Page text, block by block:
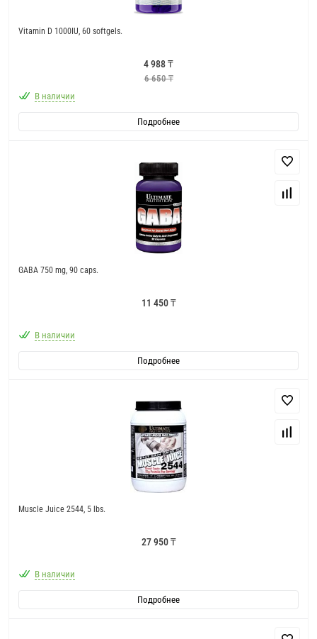
Vitamin D 1000IU, 60 softgels.
4 988 ₸
6 650 ₸
В наличии
Подробнее
GABA 750 mg, 90 caps.
11 450 ₸
В наличии
Подробнее
Muscle Juice 2544, 5 lbs.
27 950 ₸
В наличии
Подробнее